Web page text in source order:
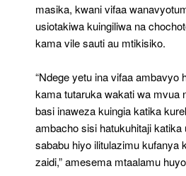
masika, kwani vifaa
usiotakiwa kuingiliwa na
kama vile sauti au mtikisiko.
“Ndege yetu ina vifaa ambavyo
kama tutaruka wakati wa mvua
basi inaweza kuingia katika
ambacho sisi hatukuhitaji
sababu hiyo ilitulazimu kufanya
zaidi,” amesema mtaalamu